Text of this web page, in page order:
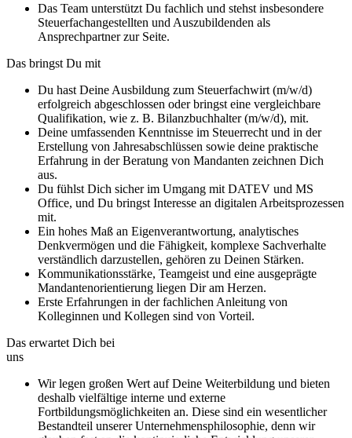
Das Team unterstützt Du fachlich und stehst insbesondere
Steuerfachangestellten und Auszubildenden als
Ansprechpartner zur Seite.
Das bringst Du mit
Du hast Deine Ausbildung zum Steuerfachwirt (m/w/d)
erfolgreich abgeschlossen oder bringst eine vergleichbare
Qualifikation, wie z. B. Bilanzbuchhalter (m/w/d), mit.
Deine umfassenden Kenntnisse im Steuerrecht und in der
Erstellung von Jahresabschlüssen sowie deine praktische
Erfahrung in der Beratung von Mandanten zeichnen Dich
aus.
Du fühlst Dich sicher im Umgang mit DATEV und MS
Office, und Du bringst Interesse an digitalen Arbeitsprozessen
mit.
Ein hohes Maß an Eigenverantwortung, analytisches
Denkvermögen und die Fähigkeit, komplexe Sachverhalte
verständlich darzustellen, gehören zu Deinen Stärken.
Kommunikationsstärke, Teamgeist und eine ausgeprägte
Mandantenorientierung liegen Dir am Herzen.
Erste Erfahrungen in der fachlichen Anleitung von
Kolleginnen und Kollegen sind von Vorteil.
Das erwartet Dich bei
uns
Wir legen großen Wert auf Deine Weiterbildung und bieten
deshalb vielfältige interne und externe
Fortbildungsmöglichkeiten an. Diese sind ein wesentlicher
Bestandteil unserer Unternehmensphilosophie, denn wir